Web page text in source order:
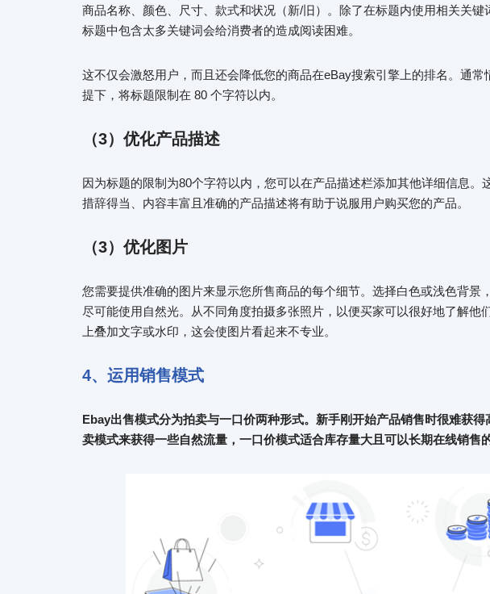
商品名称、颜色、尺寸、款式和状况（新/旧）。除了在标题内使用相关关
标题中包含太多关键词会给消费者的造成阅读困难。
这不仅会激怒用户，而且还会降低您的商品在eBay搜索引擎上的排名。通
提下，将标题限制在 80 个字符以内。
（3）优化产品描述
因为标题的限制为80个字符以内，您可以在产品描述栏添加其他详细信息。
措辞得当、内容丰富且准确的产品描述将有助于说服用户购买您的产品。
（3）优化图片
您需要提供准确的图片来显示您所售商品的每个细节。选择白色或浅色背景
尽可能使用自然光。从不同角度拍摄多张照片，以便买家可以很好地了解他
上叠加文字或水印，这会使图片看起来不专业。
4、 运用销售模式
Ebay出售模式分为拍卖与一口价两种形式。新手刚开始产品销售时很难获
卖模式来获得一些自然流量，一口价模式适合库存量大且可以长期在线销售的